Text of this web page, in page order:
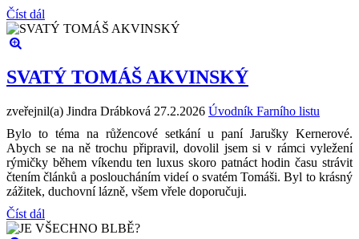
Číst dál
SVATÝ TOMÁŠ AKVINSKÝ
zveřejnil(a) Jindra Drábková 27.2.2026 Úvodník Farního listu
Bylo to téma na růžencové setkání u paní Jarušky Kernerové.
Abych se na ně trochu připravil, dovolil jsem si v rámci vyležení
rýmičky během víkendu ten luxus skoro patnáct hodin času strávit
čtením článků a posloucháním videí o svatém Tomáši. Byl to krásný
zážitek, duchovní lázně, všem vřele doporučuji.
Číst dál